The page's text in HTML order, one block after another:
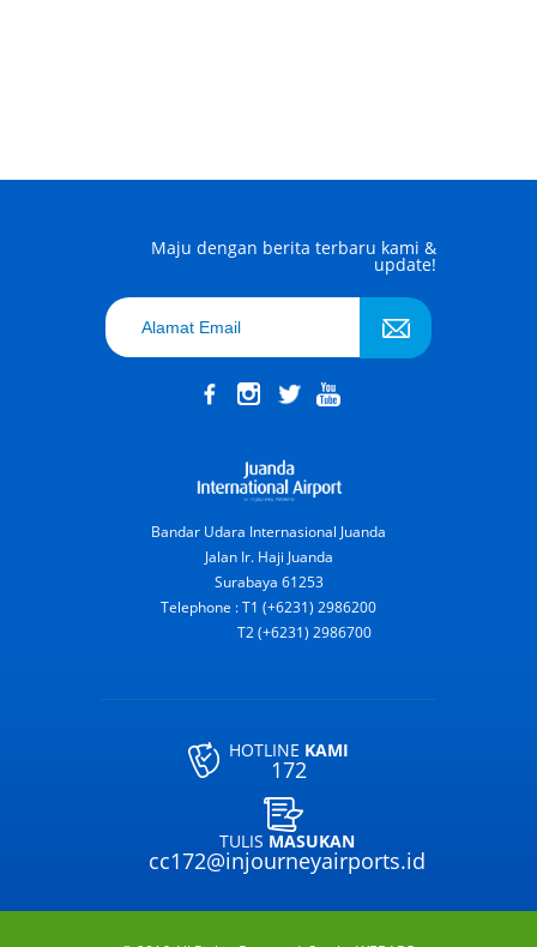
Maju dengan berita terbaru kami &
update!
Bandar Udara Internasional Juanda
Jalan Ir. Haji Juanda
Surabaya 61253
Telephone : T1 (+6231) 2986200
T2 (+6231) 2986700
HOTLINE KAMI
172
TULIS MASUKAN
cc172@injourneyairports.id